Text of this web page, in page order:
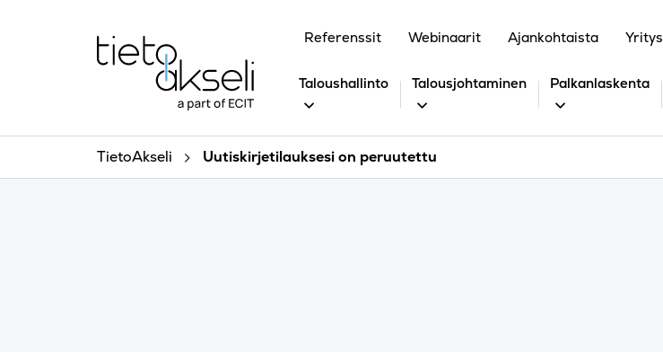
Referenssit Webinaarit Ajankohtaista Yritys
Taloushallinto Talousjohtaminen Palkanlaskenta
TietoAkseli Uutiskirjetilauksesi on peruutettu